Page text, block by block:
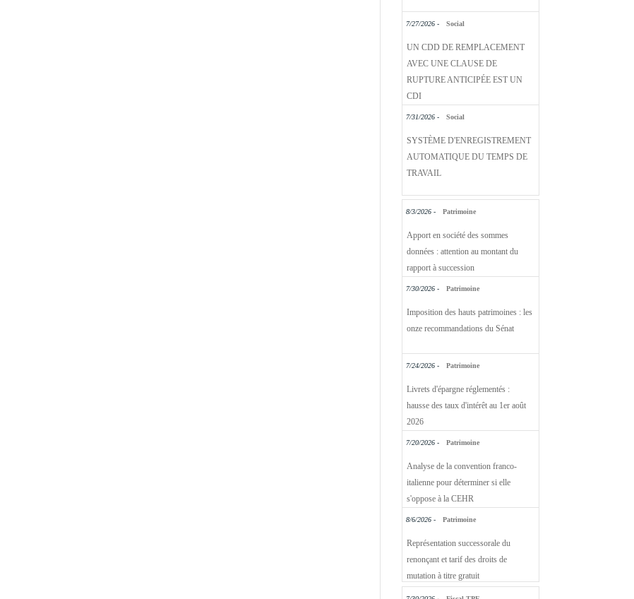
7/27/2026 - Social
UN CDD DE REMPLACEMENT
AVEC UNE CLAUSE DE
RUPTURE ANTICIPÉE EST UN
CDI
7/31/2026 - Social
SYSTÈME D'ENREGISTREMENT
AUTOMATIQUE DU TEMPS DE
TRAVAIL
8/3/2026 - Patrimoine
Apport en société des sommes
données : attention au montant du
rapport à succession
7/30/2026 - Patrimoine
Imposition des hauts patrimoines : les
onze recommandations du Sénat
7/24/2026 - Patrimoine
Livrets d'épargne réglementés :
hausse des taux d'intérêt au 1er août
2026
7/20/2026 - Patrimoine
Analyse de la convention franco-
italienne pour déterminer si elle
s'oppose à la CEHR
8/6/2026 - Patrimoine
Représentation successorale du
renonçant et tarif des droits de
mutation à titre gratuit